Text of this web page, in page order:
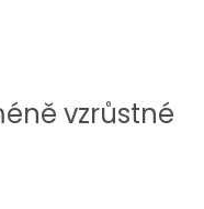
vzrůstné